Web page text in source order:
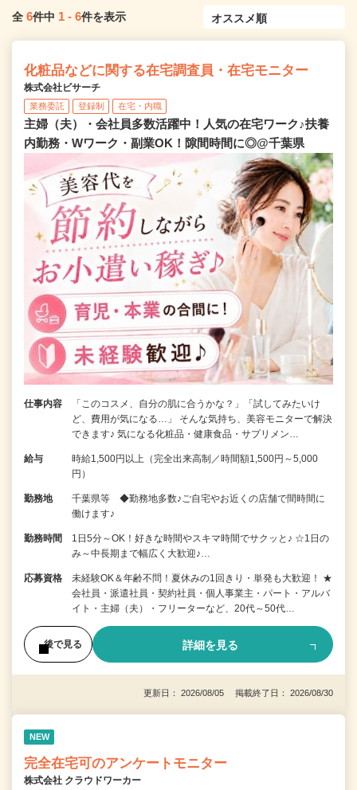
全 6件中 1 - 6件を表示
化粧品などに関する在宅調査員・在宅モニター
株式会社ビサーチ
業務委託 登録制 在宅・内職
主婦（夫）・会社員多数活躍中！人気の在宅ワーク♪扶養
内勤務・Wワーク・副業OK！隙間時間に◎@千葉県
仕事内容
「このコスメ、自分の肌に合うかな？」「試してみたいけ
ど、費用が気になる…」 そんな気持ち、美容モニターで解決
できます♪ 気になる化粧品・健康食品・サプリメン…
給与
時給1,500円以上（完全出来高制／時間額1,500円～5,000
円）
勤務地
千葉県等 ◆勤務地多数♪ご自宅やお近くの店舗で間時間に
働けます♪
勤務時間
1日5分～OK！好きな時間やスキマ時間でサクッと♪ ☆1日の
み～中長期まで幅広く大歓迎♪…
応募資格
未経験OK＆年齢不問！夏休みの1回きり・単発も大歓迎！ ★
会社員・派遣社員・契約社員・個人事業主・パート・アルバ
イト・主婦（夫）・フリーターなど、20代～50代…
後で見る 詳細を見る
更新日： 2026/08/05 掲載終了日： 2026/08/30
NEW
完全在宅可のアンケートモニター
株式会社 クラウドワーカー